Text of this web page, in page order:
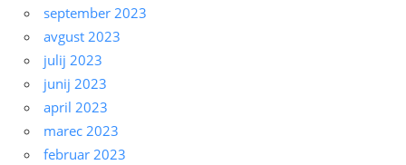
september 2023
avgust 2023
julij 2023
junij 2023
april 2023
marec 2023
februar 2023